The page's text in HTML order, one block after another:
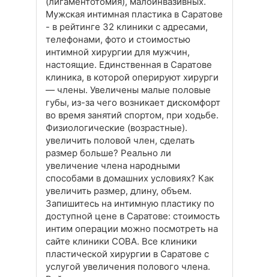
Мужская интимная пластика в Саратове
- в рейтинге 32 клиники с адресами,
телефонами, фото и стоимостью
интимной хирургии для мужчин,
настоящие. Единственная в Саратове
клиника, в которой оперируют хирурги
— члены. Увеличены малые половые
губы, из-за чего возникает дискомфорт
во время занятий спортом, при ходьбе.
Физиологические (возрастные).
увеличить половой член, сделать
размер больше? Реально ли
увеличение члена народными
способами в домашних условиях? Как
увеличить размер, длину, объем.
Запишитесь на интимную пластику по
доступной цене в Саратове: стоимость
интим операции можно посмотреть на
сайте клиники СОВА. Все клиники
пластической хирургии в Саратове с
услугой увеличения полового члена.